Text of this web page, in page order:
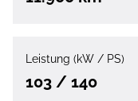
Leistung (kW / PS)
103 / 140